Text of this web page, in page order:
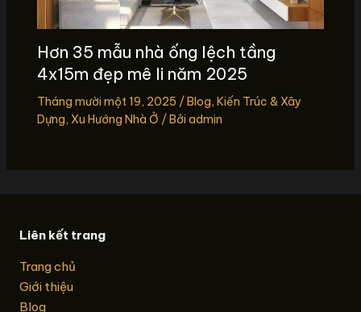
Hơn 35 mẫu nhà ống lệch tầng
4x15m đẹp mê li năm 2025
Tháng mười một 19, 2025 / Blog, Kiến Trúc & Xây
Dựng, Xu Hướng Nhà Ở / Bởi admin
Liên kết trang
Trang chủ
Giới thiệu
Blog